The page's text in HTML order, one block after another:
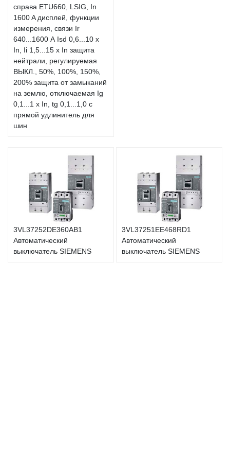
справа ETU660, LSIG, In
1600 A дисплей, функции
измерения, связи Ir
640...1600 А Isd 0,6...10 x
In, Ii 1,5...15 x In защита
нейтрали, регулируемая
ВЫКЛ., 50%, 100%, 150%,
200% защита от замыканий
на землю, отключаемая Ig
0,1...1 x In, tg 0,1...1,0 с
прямой удлинитель для
шин
3VL37252DE360AB1
Автоматический
выключатель SIEMENS
3VL37251EE468RD1
Автоматический
выключатель SIEMENS